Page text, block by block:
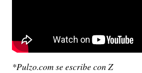
*Pulzo.com se escribe con Z